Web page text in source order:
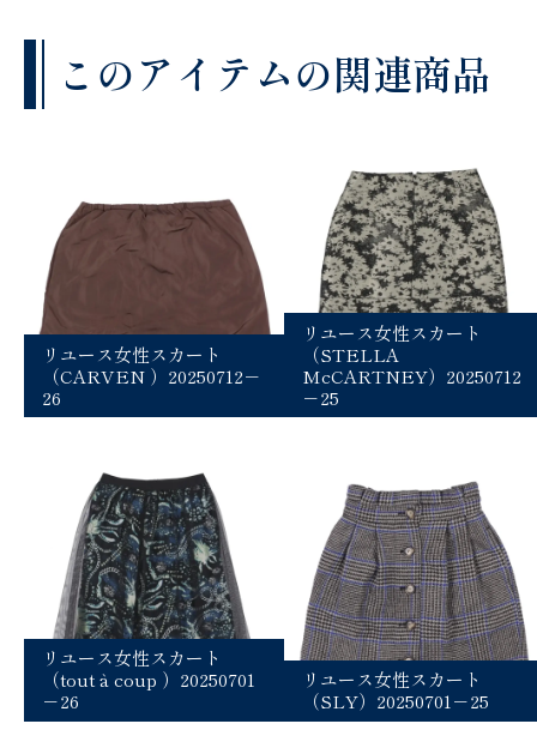
このアイテムの関連商品
リユース女性スカート
（CARVEN ）20250712－
26
リユース女性スカート
（STELLA
McCARTNEY）20250712
－25
リユース女性スカート
（tout à coup ）20250701
－26
リユース女性スカート
（SLY）20250701－25